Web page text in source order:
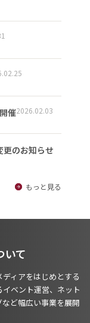
催2026.02.03
更のお知らせ
もっと見る
いて
ィアをはじめとする
ベント運営、ネット
ど幅広い事業を展開